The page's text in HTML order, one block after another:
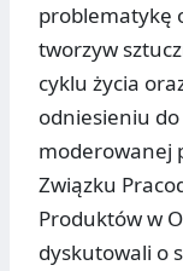
problematykę
tworzyw
cyklu życia
odniesieniu
moderowanej
Związku
Produktów w
dyskutowali o